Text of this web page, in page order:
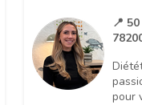
📍
pour